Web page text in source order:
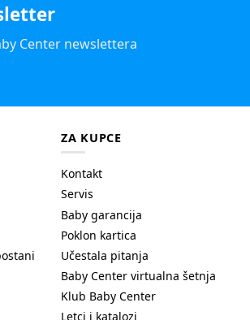
Center newslettera
ZA KUPCE
Kontakt
Servis
Baby garancija
Poklon kartica
Učestala pitanja
Baby Center virtualna šetnja
Klub Baby Center
Letci i katalozi